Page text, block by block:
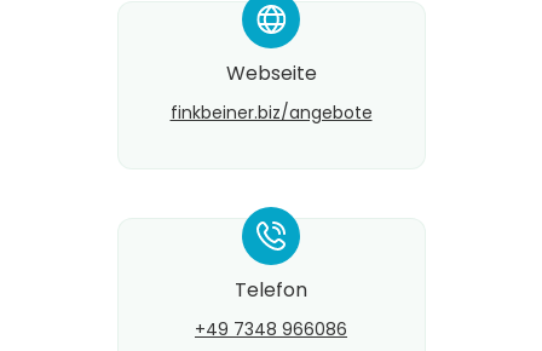
*
Webseite
finkbeiner.biz/angebote
*
Telefon
+49 7348 966086